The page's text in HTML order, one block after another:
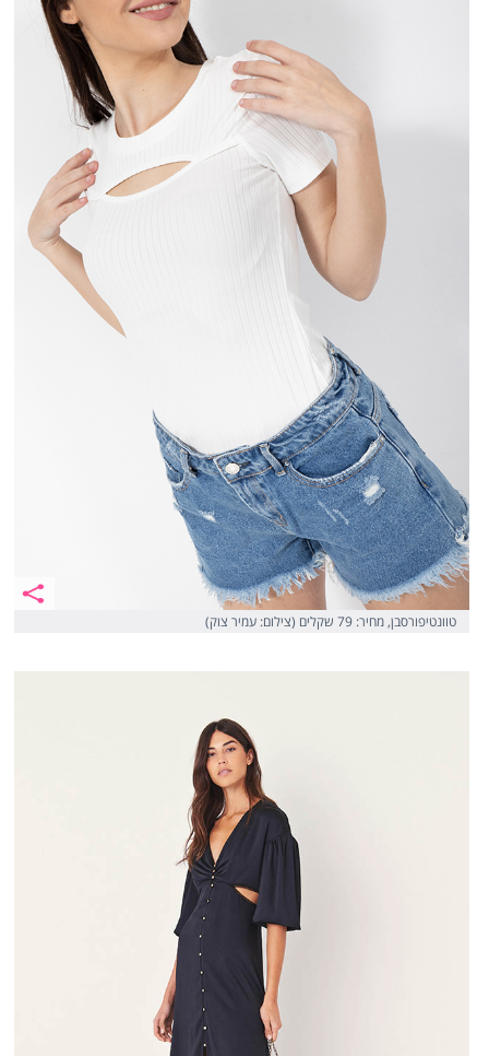
טוונטיפורסבן, מחיר: 79 שקלים (צילום: עמיר צוק)